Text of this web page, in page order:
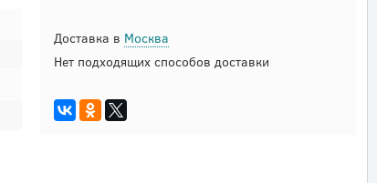
Доставка в Москва
Нет подходящих способов доставки